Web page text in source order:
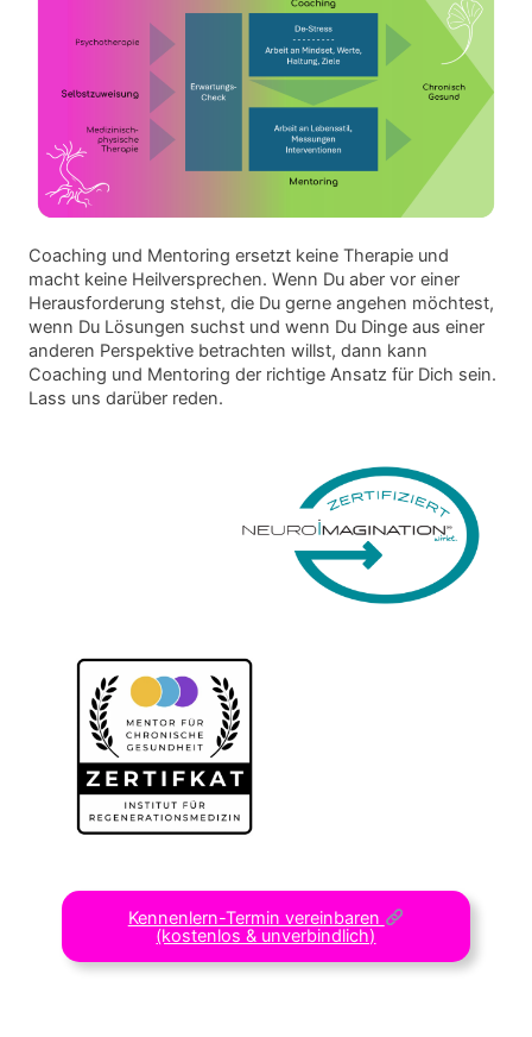
Coaching und Mentoring ersetzt keine Therapie und
macht keine Heilversprechen. Wenn Du aber vor einer
Herausforderung stehst, die Du gerne angehen möchtest,
wenn Du Lösungen suchst und wenn Du Dinge aus einer
anderen Perspektive betrachten willst, dann kann
Coaching und Mentoring der richtige Ansatz für Dich sein.
Lass uns darüber reden.
Kennenlern-Termin vereinbaren
(kostenlos & unverbindlich)